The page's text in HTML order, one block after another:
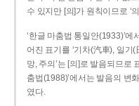
수 있지만 [의]가 원칙이므로 ‘
‘한글 마춤법 통일안(1933)’에
어진 표기를 ‘기차(汽車), 일기(
망, 주의’는 [의]로 발음되므로
춤법(1988)’에서는 발음의 변
였다.